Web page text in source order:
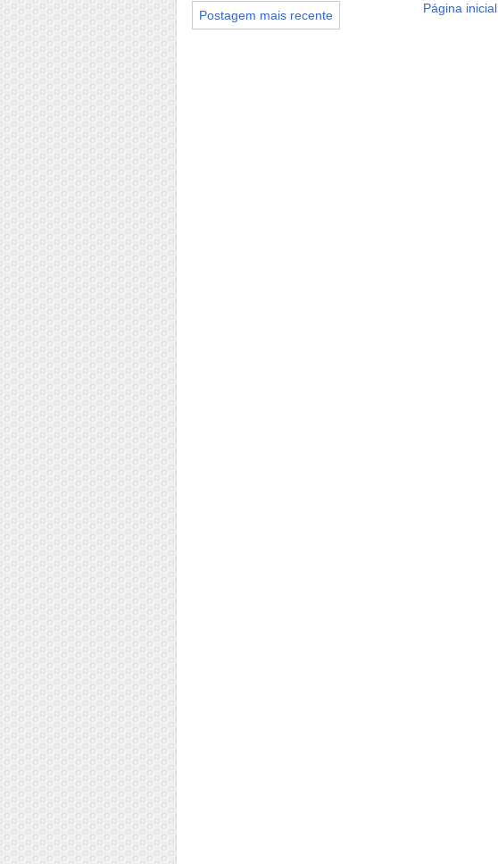
Postagem mais recente Página inicial